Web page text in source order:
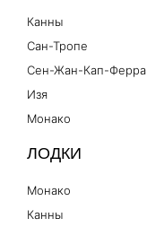
Канны
Сан-Тропе
Сен-Жан-Кап-Ферра
Изя
Монако
ЛОДКИ
Монако
Канны